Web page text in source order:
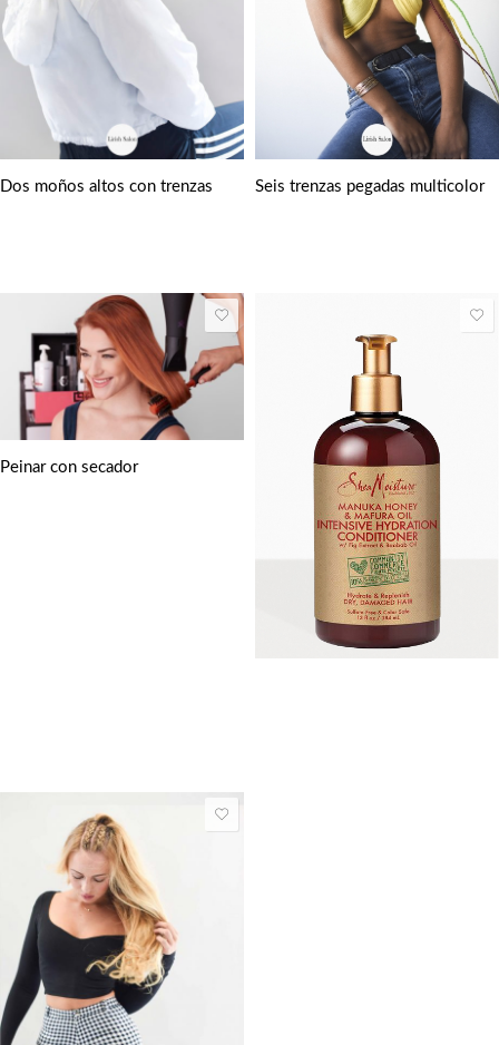
Dos moños altos con trenzas Seis trenzas pegadas multicolor
Peinar con secador